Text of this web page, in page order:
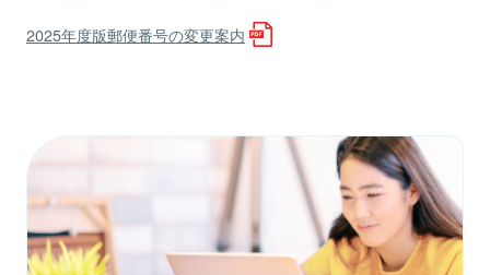
2025年度版郵便番号の変更案内